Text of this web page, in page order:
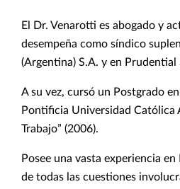
El Dr. Venarotti es abogado y
desempeña como síndico
(Argentina) S.A. y en Prudential
A su vez, cursó un Postgrado
Pontificia Universidad Católica
Trabajo” (2006).
Posee una vasta experiencia
de todas las cuestiones